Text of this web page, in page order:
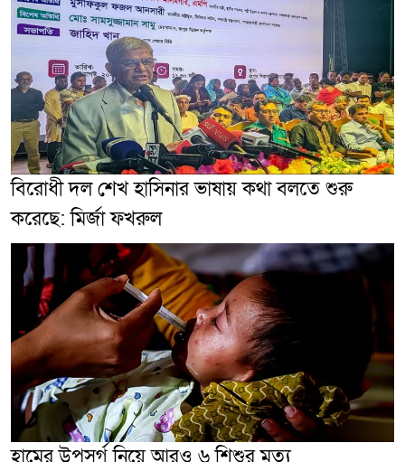
বিরোধী দল শেখ হাসিনার ভাষায় কথা বলতে শুরু
করেছে: মির্জা ফখরুল